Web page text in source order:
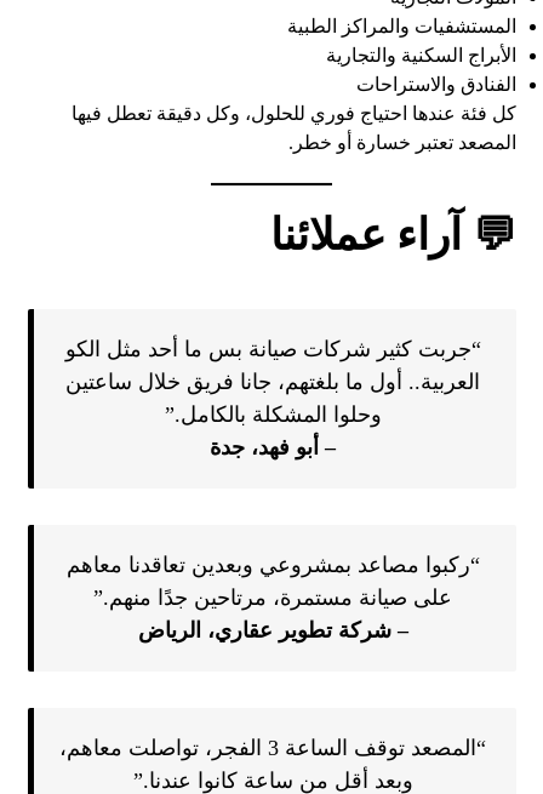
المستشفيات والمراكز الطبية
الأبراج السكنية والتجارية
الفنادق والاستراحات
كل فئة عندها احتياج فوري للحلول، وكل دقيقة تعطل فيها
المصعد تعتبر خسارة أو خطر.
💬 آراء عملائنا
“جربت كثير شركات صيانة بس ما أحد مثل الكو
العربية.. أول ما بلغتهم، جانا فريق خلال ساعتين
وحلوا المشكلة بالكامل.”
– أبو فهد، جدة
“ركبوا مصاعد بمشروعي وبعدين تعاقدنا معاهم
على صيانة مستمرة، مرتاحين جدًا منهم.”
– شركة تطوير عقاري، الرياض
“المصعد توقف الساعة 3 الفجر، تواصلت معاهم،
وبعد أقل من ساعة كانوا عندنا.”